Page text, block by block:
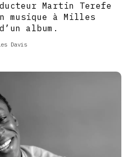
Martin Terefe
musique à Milles
album.
Davis